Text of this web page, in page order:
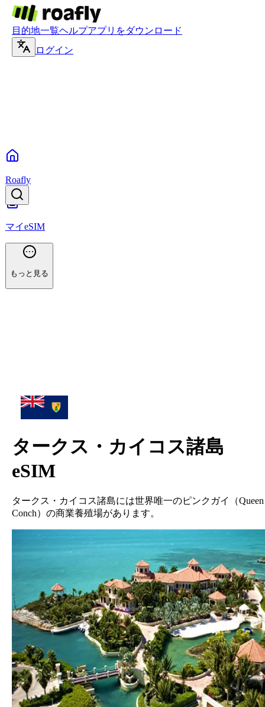
目的地一覧ヘルプアプリをダウンロード
ログイン
Roafly
マイeSIM
もっと見る
タークス・カイコス諸島
eSIM
タークス・カイコス諸島には世界唯一のピンクガイ（Queen
Conch）の商業養殖場があります。